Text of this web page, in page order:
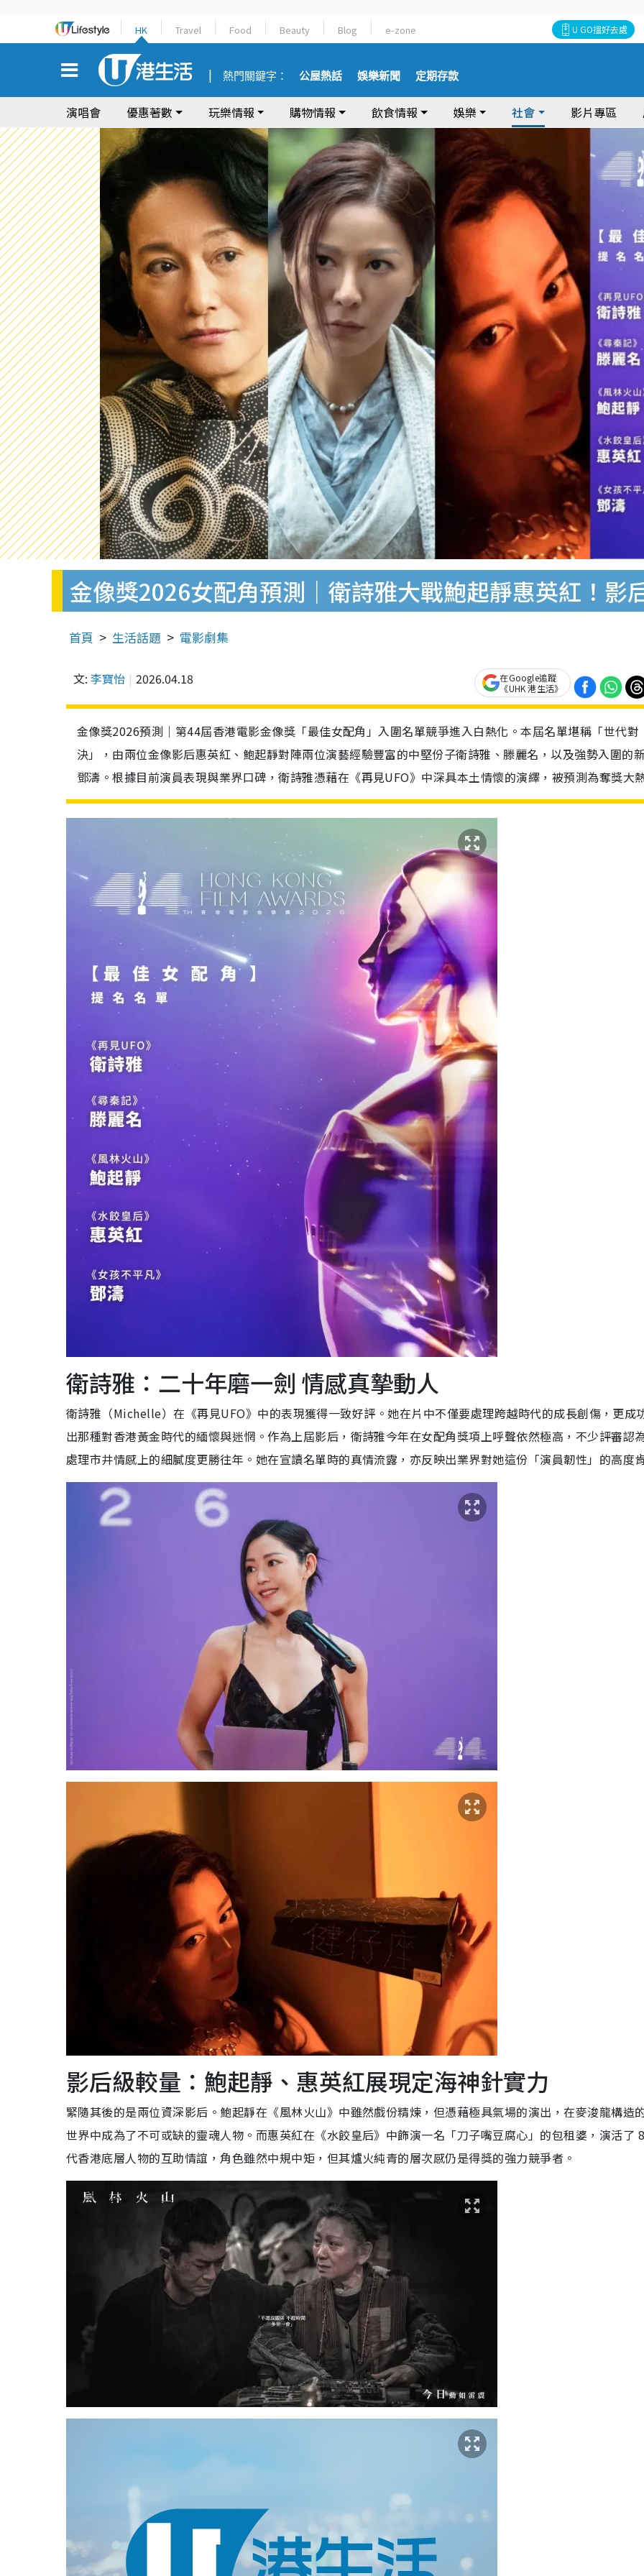
HK Travel Food Beauty Blog e-zone U GO搵好去處
熱門關鍵字： 公屋熱話 娛樂新聞 定期存款
演唱會 優惠著數 玩樂情報 購物情報 飲食情報 娛樂 社會 影片專區
金像獎2026女配角預測｜衛詩雅大戰鮑起靜惠英紅！影
首頁 生活話題 電影劇集
文: 李寶怡 2026.04.18
在Google追蹤
《UHK 港生活》
金像獎2026預測｜第44屆香港電影金像獎「最佳女配角」入圍名單競爭進入白熱化。本屆名單堪稱「世代對
決」，由兩位金像影后惠英紅、鮑起靜對陣兩位演藝經驗豐富的中堅份子衛詩雅、滕麗名，以及強勢入圍的
鄧濤。根據目前演員表現與業界口碑，衛詩雅憑藉在《再見UFO》中深具本土情懷的演繹，被預測為奪獎大
衛詩雅：二十年磨一劍 情感真摯動人
衛詩雅（Michelle）在《再見UFO》中的表現獲得一致好評。她在片中不僅要處理跨越時代的成長創傷，更成
出那種對香港黃金時代的緬懷與迷惘。作為上屆影后，衛詩雅今年在女配角獎項上呼聲依然極高，不少評審認
處理市井情感上的細膩度更勝往年。她在宣讀名單時的真情流露，亦反映出業界對她這份「演員韌性」的高度
影后級較量：鮑起靜、惠英紅展現定海神針實力
緊隨其後的是兩位資深影后。鮑起靜在《風林火山》中雖然戲份精煉，但憑藉極具氣場的演出，在麥浚龍構造
世界中成為了不可或缺的靈魂人物。而惠英紅在《水餃皇后》中飾演一名「刀子嘴豆腐心」的包租婆，演活了
代香港底層人物的互助情誼，角色雖然中規中矩，但其爐火純青的層次感仍是得獎的強力競爭者。